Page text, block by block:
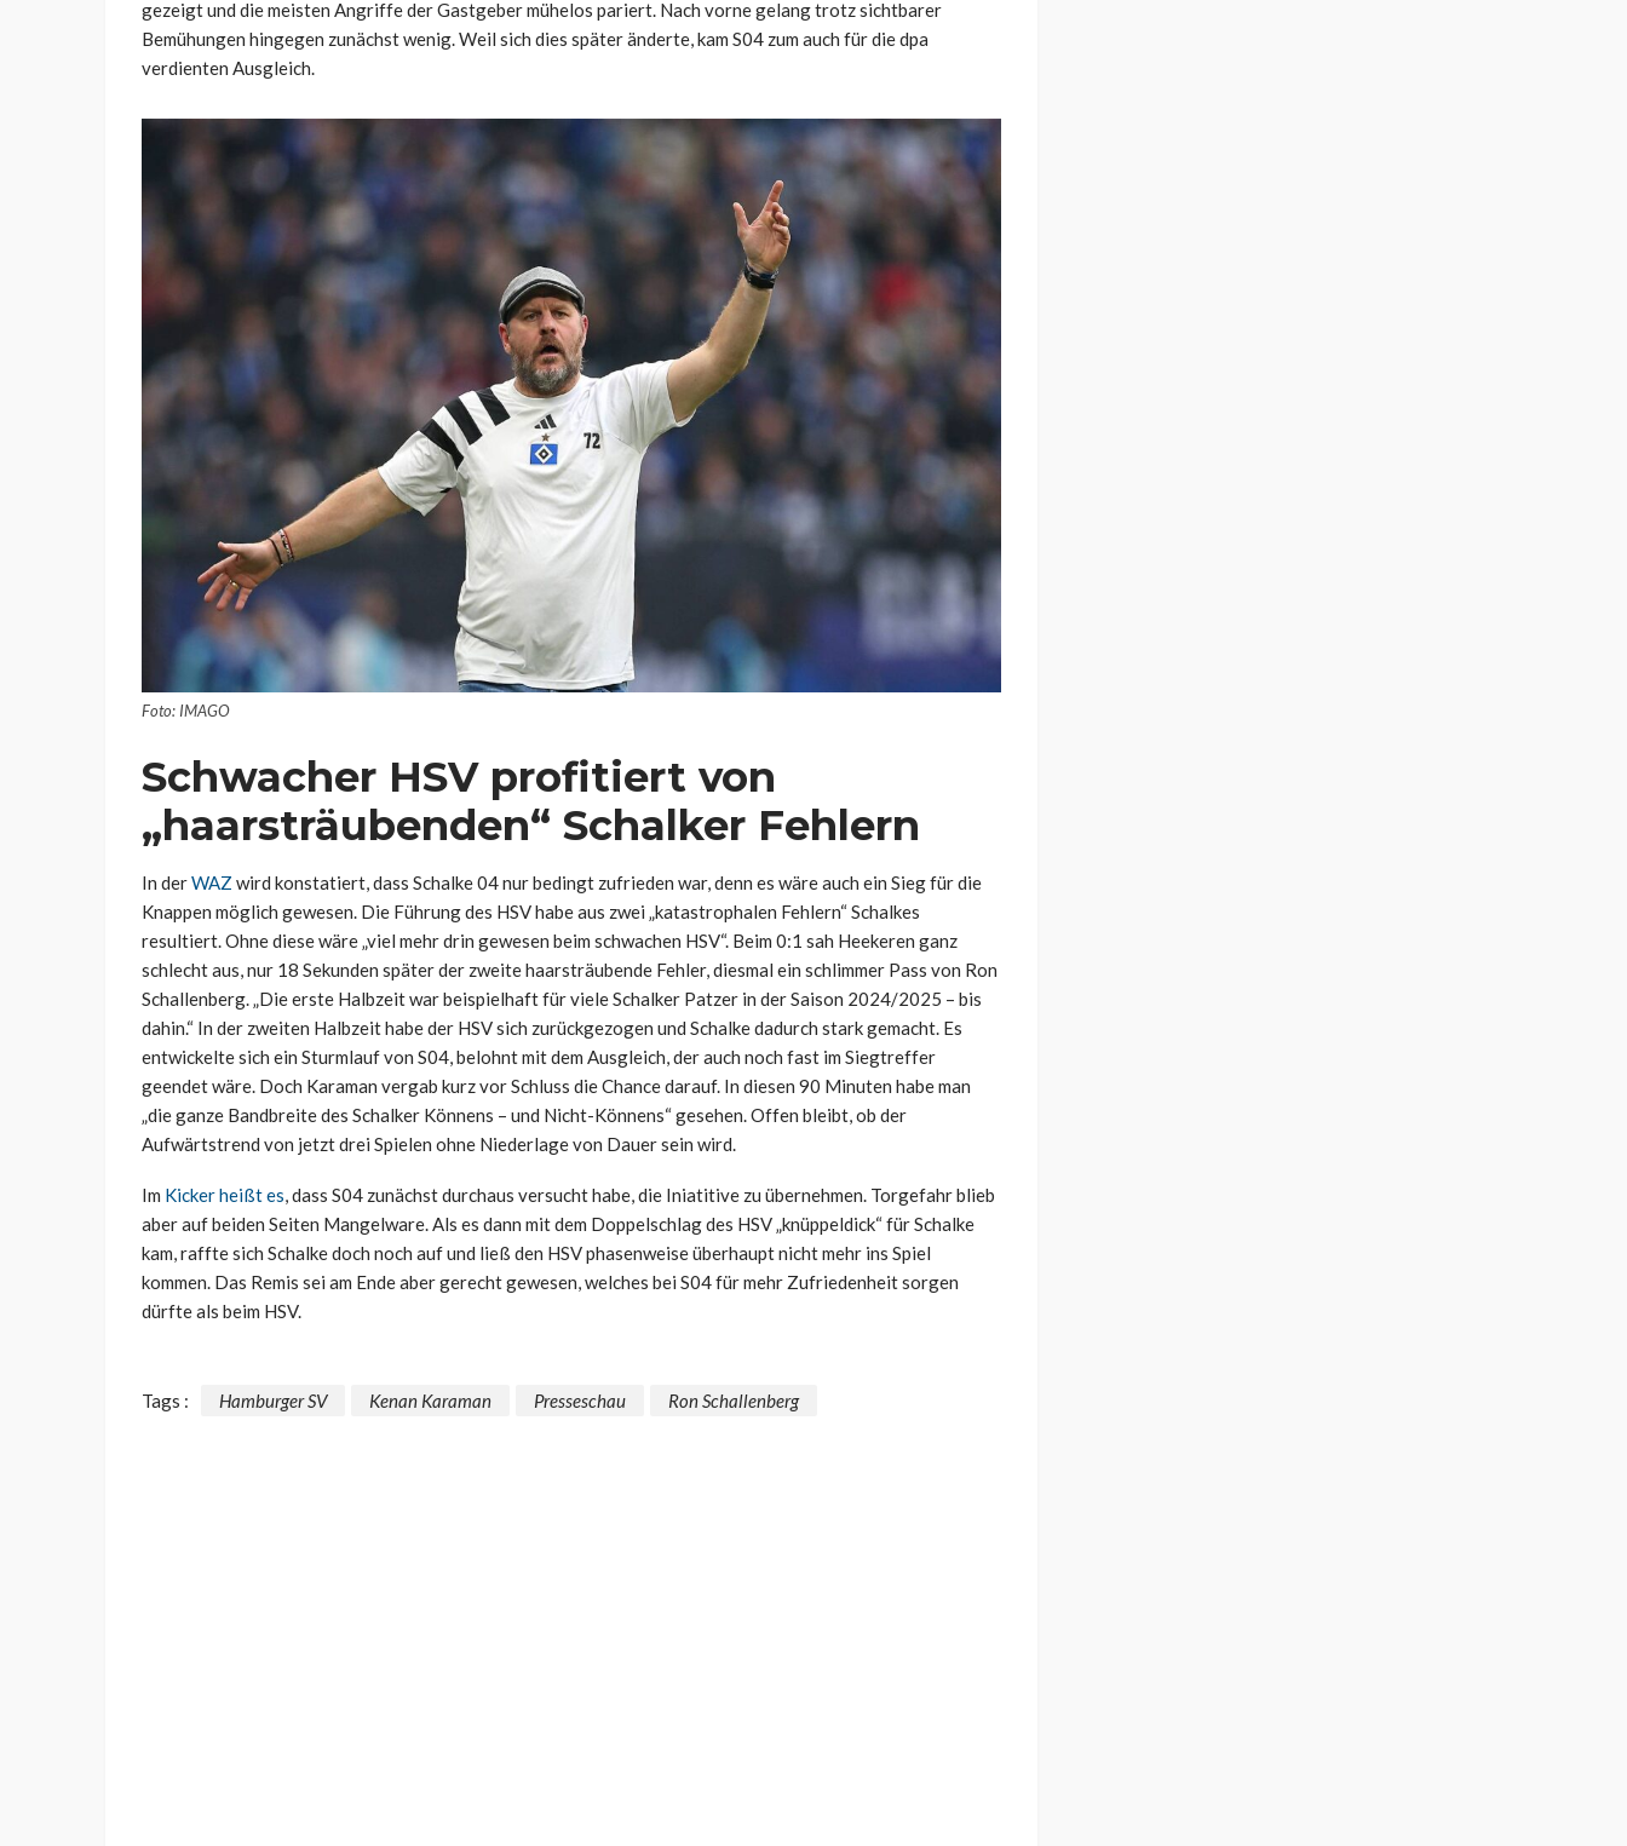
gezeigt und die meisten Angriffe der Gastgeber mühelos pariert. Nach vorne gelang trotz sichtbarer
Bemühungen hingegen zunächst wenig. Weil sich dies später änderte, kam S04 zum auch für die dpa
verdienten Ausgleich.
Foto: IMAGO
Schwacher HSV profitiert von
„haarsträubenden“ Schalker Fehlern
In derWAZ wird konstatiert, dass Schalke 04 nur bedingt zufrieden war, denn es wäre auch ein Sieg für die
Knappen möglich gewesen. Die Führung des HSV habe aus zwei „katastrophalen Fehlern“ Schalkes
resultiert. Ohne diese wäre „viel mehr drin gewesen beim schwachen HSV“. Beim 0:1 sah Heekeren ganz
schlecht aus, nur 18 Sekunden später der zweite haarsträubende Fehler, diesmal ein schlimmer Pass von Ron
Schallenberg. „Die erste Halbzeit war beispielhaft für viele Schalker Patzer in der Saison 2024/2025 – bis
dahin.“ In der zweiten Halbzeit habe der HSV sich zurückgezogen und Schalke dadurch stark gemacht. Es
entwickelte sich ein Sturmlauf von S04, belohnt mit dem Ausgleich, der auch noch fast im Siegtreffer
geendet wäre. Doch Karaman vergab kurz vor Schluss die Chance darauf. In diesen 90 Minuten habe man
„die ganze Bandbreite des Schalker Könnens – und Nicht-Könnens“ gesehen. Offen bleibt, ob der
Aufwärtstrend von jetzt drei Spielen ohne Niederlage von Dauer sein wird.
Im Kicker heißt es, dass S04 zunächst durchaus versucht habe, die Iniatitive zu übernehmen. Torgefahr blieb
aber auf beiden Seiten Mangelware. Als es dann mit dem Doppelschlag des HSV „knüppeldick“ für Schalke
kam, raffte sich Schalke doch noch auf und ließ den HSV phasenweise überhaupt nicht mehr ins Spiel
kommen. Das Remis sei am Ende aber gerecht gewesen, welches bei S04 für mehr Zufriedenheit sorgen
dürfte als beim HSV.
Tags : Hamburger SV Kenan Karaman Presseschau Ron Schallenberg